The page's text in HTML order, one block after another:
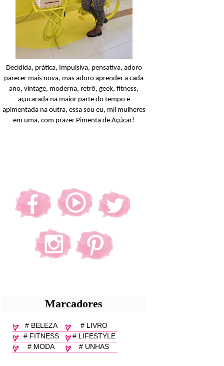
Decidida, prática, Impulsiva, pensativa, adoro
parecer mais nova, mas adoro aprender a cada
ano, vintage, moderna, retrô, geek, fitness,
açucarada na maior parte do tempo e
apimentada na outra, essa sou eu, mil mulheres
em uma, com prazer Pimenta de Açúcar!
Marcadores
# BELEZA
# LIVRO
# FITNESS
# LIFESTYLE
# MODA
# UNHAS